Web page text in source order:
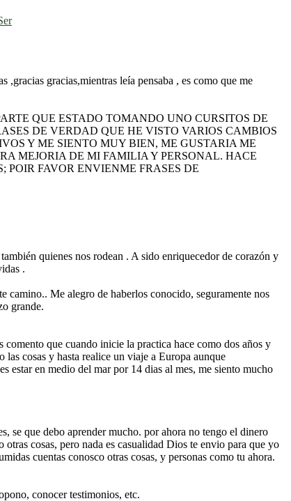
,gracias gracias,mientras leía pensaba , es como que me
QUE ESTADO TOMANDO UNO CURSITOS DE
DE VERDAD QUE HE VISTO VARIOS CAMBIOS
Y ME SIENTO MUY BIEN, ME GUSTARIA ME
MEJORIA DE MI FAMILIA Y PERSONAL. HACE
FAVOR ENVIENME FRASES DE
quienes nos rodean . A sido enriquecedor de corazón y
.
camino.. Me alegro de haberlos conocido, seguramente nos
grande.
que cuando inicie la practica hace como dos años y
cosas y hasta realice un viaje a Europa aunque
estar en medio del mar por 14 dias al mes, me siento mucho
se que debo aprender mucho. por ahora no tengo el dinero
cosas, pero nada es casualidad Dios te envio para que yo
cuentas conosco otras cosas, y personas como tu ahora.
conocer testimonios, etc.